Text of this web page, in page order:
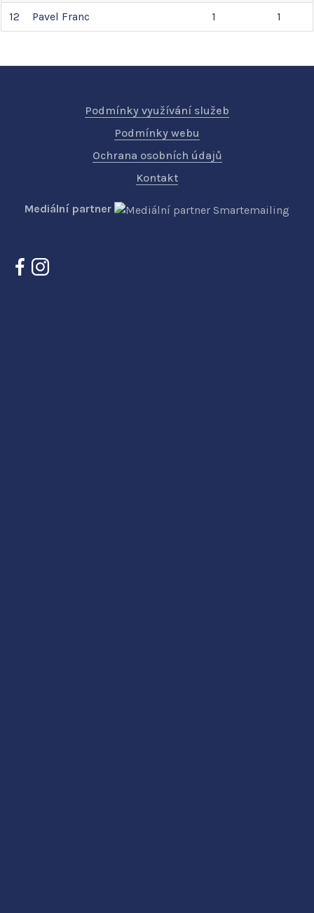
12 Pavel Franc 1 1
Podmínky využívání služeb
Podmínky webu
Ochrana osobních údajů
Kontakt
Mediální partner